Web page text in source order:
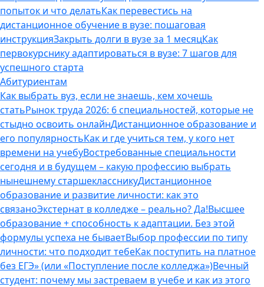
попыток и что делатьКак перевестись на
дистанционное обучение в вузе: пошаговая
инструкцияЗакрыть долги в вузе за 1 месяцКак
первокурснику адаптироваться в вузе: 7 шагов для
успешного старта
Абитуриентам
Как выбрать вуз, если не знаешь, кем хочешь
статьРынок труда 2026: 6 специальностей, которые не
стыдно освоить онлайнДистанционное образование и
его популярностьКак и где учиться тем, у кого нет
времени на учебуВостребованные специальности
сегодня и в будущем – какую профессию выбрать
нынешнему старшеклассникуДистанционное
образование и развитие личности: как это
связаноЭкстернат в колледже – реально? Да!Высшее
образование + способность к адаптации. Без этой
формулы успеха не бываетВыбор профессии по типу
личности: что подходит тебеКак поступить на платное
без ЕГЭ» (или «Поступление после колледжа»)Вечный
студент: почему мы застреваем в учебе и как из этого